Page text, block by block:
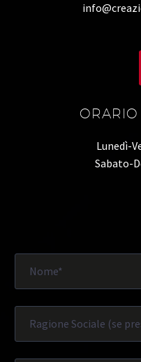
ORARIO
Lunedì-
Sabato-